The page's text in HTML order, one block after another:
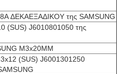
ΔΕΚΑΕΞΑΔΙΚΟΥ της SAMSUNG
(SUS) J6010801050 της
M3x20MM
(SUS) J6001301250